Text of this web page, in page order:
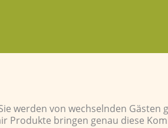
werden von wechselnden Gästen
Produkte bringen genau diese